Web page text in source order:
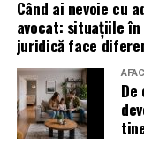
protejarea
funcționarea
Acest aspect este
unor reparații
Avantajele Ravenol
Când ai nevoie cu
avocat: situațiile
juridică face